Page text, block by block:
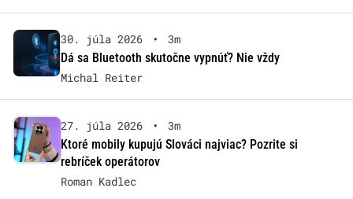
30. júla 2026 •
3m
Dá sa Bluetooth skutočne vypnúť? Nie vždy
Michal Reiter
27. júla 2026 •
3m
Ktoré mobily kupujú Slováci najviac? Pozrite si
rebríček operátorov
Roman Kadlec